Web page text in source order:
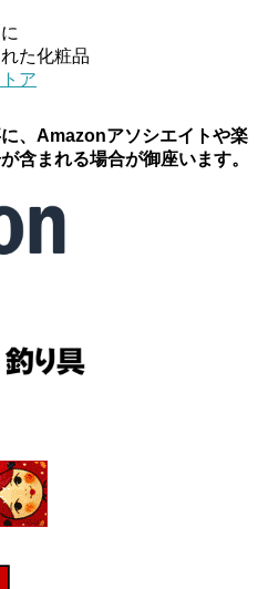
た化粧品
ア
、Amazonアソシエイトや楽
含まれる場合が御座います。